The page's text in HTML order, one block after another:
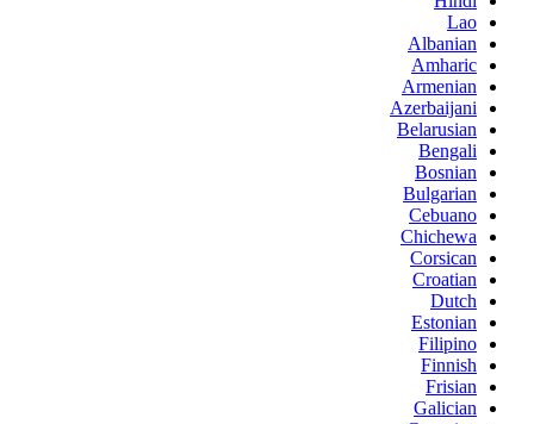
Lao
Albanian
Amharic
Armenian
Azerbaijani
Belarusian
Bengali
Bosnian
Bulgarian
Cebuano
Chichewa
Corsican
Croatian
Dutch
Estonian
Filipino
Finnish
Frisian
Galician